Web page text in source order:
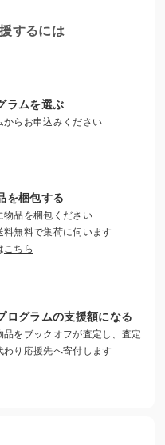
キャンプや季節ごとのイ
す。
するには
ラムを選ぶ
からお申込みください
を梱包する
物品を梱包ください
料無料で集荷に伺います
こちら
ログラムの支援額になる
品をブックオフが査定し、査定
わり応援先へ寄付します